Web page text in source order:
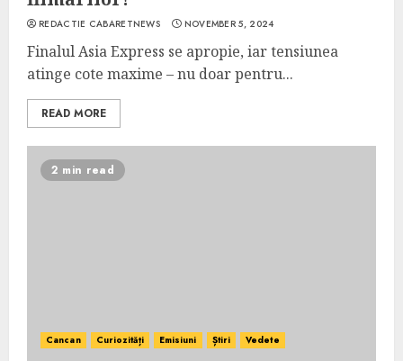
REDACTIE CABARETNEWS NOVEMBER 5, 2024
Finalul Asia Express se apropie, iar tensiunea
atinge cote maxime – nu doar pentru...
READ MORE
2 min read
Cancan Curiozități Emisiuni Știri Vedete